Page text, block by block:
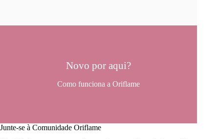
Novo por aqui?
Como funciona a Oriflame
Junte-se à Comunidade Oriflame